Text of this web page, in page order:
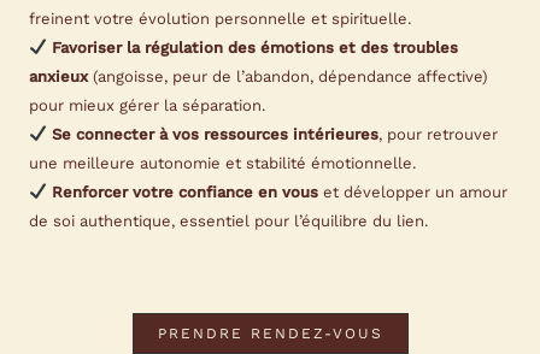
freinent votre évolution personnelle et spirituelle.
Favoriser la régulation des émotions et des troubles
anxieux(angoisse, peur de l’abandon, dépendance affective)
pour mieux gérer la séparation.
Se connecter à vos ressources intérieures, pour retrouver
une meilleure autonomie et stabilité émotionnelle.
Renforcer votre confiance en vouset développer un amour
de soi authentique, essentiel pour l’équilibre du lien.
PRENDRE RENDEZ-VOUS